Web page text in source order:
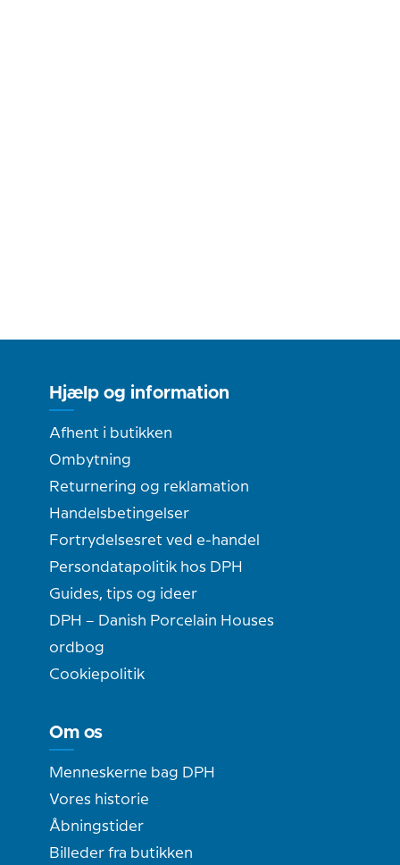
Hjælp og information
Afhent i butikken
Ombytning
Returnering og reklamation
Handelsbetingelser
Fortrydelsesret ved e-handel
Persondatapolitik hos DPH
Guides, tips og ideer
DPH – Danish Porcelain Houses
ordbog
Cookiepolitik
Om os
Menneskerne bag DPH
Vores historie
Åbningstider
Billeder fra butikken